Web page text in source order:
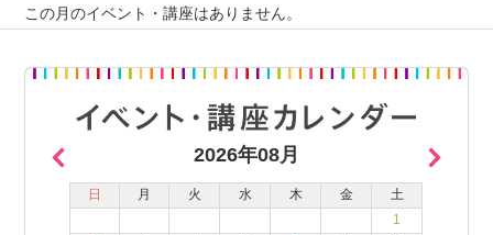
この月のイベント・講座はありません。
2026年08月
日 月 火 水 木 金
土
1